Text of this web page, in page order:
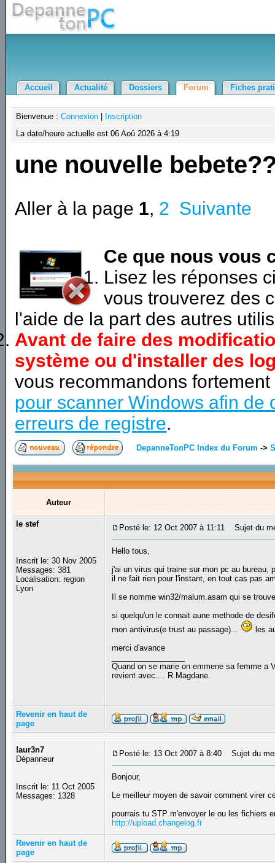
Accueil Actualité Dossiers Forum Fiches
Bienvenue :Connexion
Inscription
La date/heure actuelle est 06 Aoû 2026 à 4:19
une nouvelle
Aller à la page 1, 2 Suivante
Ce que nous vous
Lisez les réponses
vous trouverez des
l'aide de la part des autres
Avant de faire des
système ou d'installer des
vous recommandons
pour scanner Windows afin de
erreurs de registre.
DepanneTonPC Index du Forum ->
Auteur
le stef
Inscrit le: 30 Nov 2005
Messages: 381
Localisation: region
Lyon
Posté le: 12 Oct 2007 à 11:11 Sujet du
Hello tous,
j'ai un virus qui traine sur mon pc au bureau,
il ne fait rien pour l'instant, en tout cas pas
Il se nomme win32/malum.asam qui se
si quelqu'un le connait aune methode de
mon antivirus(e trust au passage)...
les
merci d'avance
Quand on se marie on emmene sa femme a
revient avec.... R.Magdane.
Revenir en haut de
page
!aur3n7
Dépanneur
Inscrit le: 11 Oct 2005
Messages: 1328
Posté le: 13 Oct 2007 à 8:40 Sujet du
Bonjour,
Le meilleur moyen de savoir comment virer
pourrais tu STP m'envoyer le ou les fichiers
http://upload.changelog.fr
Revenir en haut de
page